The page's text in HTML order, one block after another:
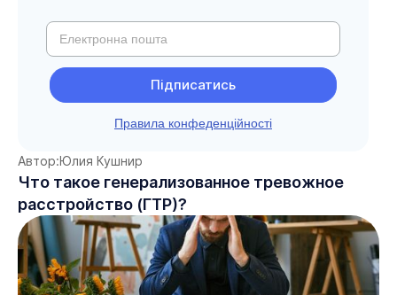
Правила конфеденційності
Автор:Юлия Кушнир
Что такое генерализованное тревожное
расстройство (ГТР)?